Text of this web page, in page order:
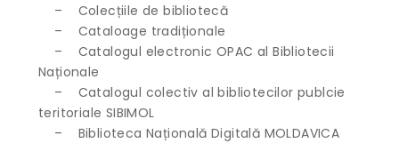
– Colecțiile de bibliotecă
– Cataloage tradiționale
– Catalogul electronic OPAC al Bibliotecii
Naționale
– Catalogul colectiv al bibliotecilor publcie
teritoriale SIBIMOL
– Biblioteca Națională Digitală MOLDAVICA